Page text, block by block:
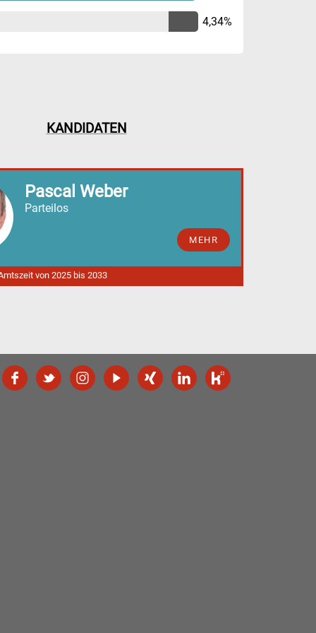
4,34%
KANDIDATEN
Pascal Weber
Parteilos
MEHR
von 2025 bis 2033